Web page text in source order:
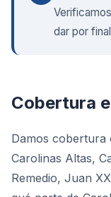
dar por
Cobertura
Damos cobertura
Carolinas Altas,
Remedio, Juan